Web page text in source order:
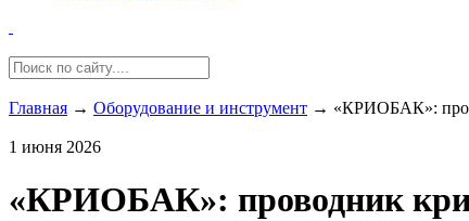
Главная → Оборудование и инструмент → «КРИОБАК»:
1 июня 2026
«КРИОБАК»: проводник